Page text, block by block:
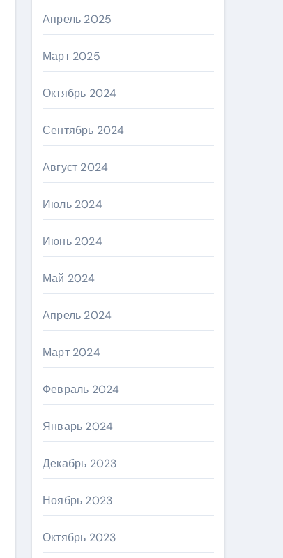
Апрель 2025
Март 2025
Октябрь 2024
Сентябрь 2024
Август 2024
Июль 2024
Июнь 2024
Май 2024
Апрель 2024
Март 2024
Февраль 2024
Январь 2024
Декабрь 2023
Ноябрь 2023
Октябрь 2023